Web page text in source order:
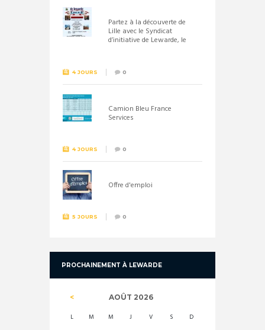
Partez à la découverte de
Lille avec le Syndicat
d’initiative de Lewarde, le
4 JOURS 0
Camion Bleu France
Services
4 JOURS 0
Offre d'emploi
5 JOURS 0
PROCHAINEMENT À LEWARDE
AOÛT 2026
L M M J V S D